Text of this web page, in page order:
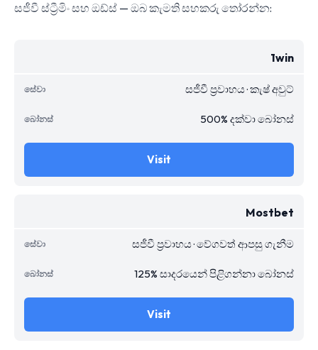
සජීවී ස්ට්‍රීමිං සහ ඔඩ්ස් — ඔබ කැමති සහකරු තෝරන්න:
1win
සජීවී ප්‍රවාහය · කැෂ් අවුට්
500% දක්වා බෝනස්
Visit
Mostbet
සජීවී ප්‍රවාහය · වේගවත් ආපසු ගැනීම
125% සාදරයෙන් පිළිගන්නා බෝනස්
Visit